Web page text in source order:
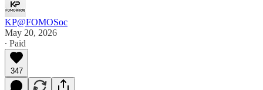
KP@FOMOSoc
May 20, 2026
∙ Paid
347